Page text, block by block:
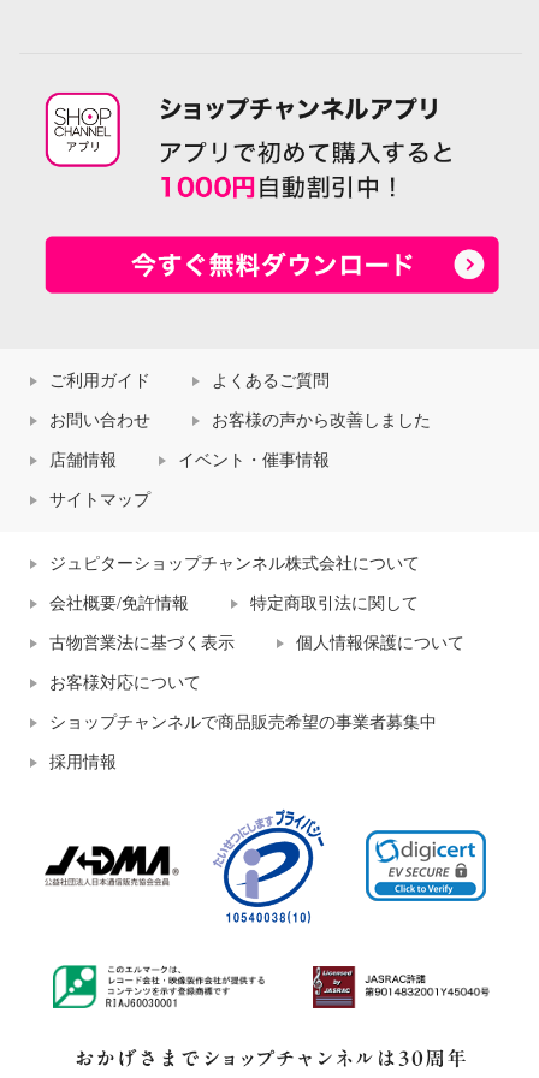
ご利用ガイド よくあるご質問
お問い合わせ お客様の声から改善しました
店舗情報 イベント・催事情報
サイトマップ
ジュピターショップチャンネル株式会社について
会社概要/免許情報 特定商取引法に関して
古物営業法に基づく表示 個人情報保護について
お客様対応について
ショップチャンネルで商品販売希望の事業者募集中
採用情報